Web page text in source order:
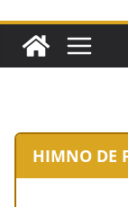
HIMNO DE